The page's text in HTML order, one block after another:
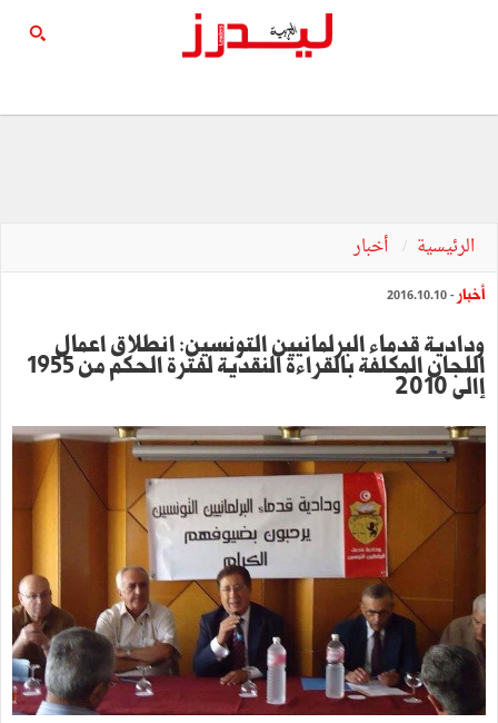
الرئيسية أخبار
أخبار - 2016.10.10
ودادية قدماء البرلمانيين التونسين: انطلاق اعمال
اللجان المكلفة بالقراءة النقدية لفترة الحكم من 1955
إالى 2010